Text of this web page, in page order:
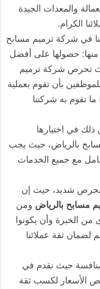
والمعدات الجيدة
الكرام.
في شركة ترميم مسابح
حصولها على أفضل
تحرص شركة ترميم
بأن تقوم بعملية
ما تقوم به شركتنا
في اختيارها
بالرياض، حيث يجب
مع جميع الخدمات
بحرص شديد، حيث إن
مسابح بالرياض ومن
من الخبرة وأن يكونوا
لضمان ثقة عملائنا
حيث نقدم في
الأسعار لكسب ثقة